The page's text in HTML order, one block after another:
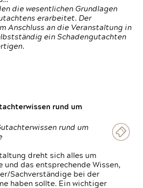
die wesentlichen Grundlagen
erarbeitet. Der
Anschluss an die Veranstaltung in
ein Schadengutachten
rund um
rund um
dreht sich alles um
und das entsprechende Wissen,
Sachverständige bei der
haben sollte. Ein wichtiger